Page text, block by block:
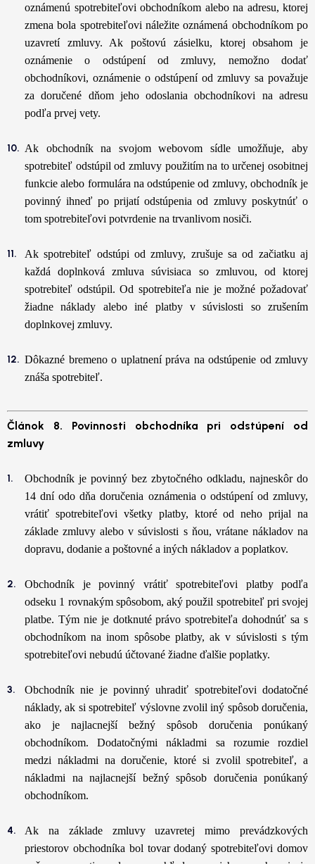
oznámenú spotrebiteľovi obchodníkom alebo na adresu, ktorej
zmena bola spotrebiteľovi náležite oznámená obchodníkom po
uzavretí zmluvy. Ak poštovú zásielku, ktorej obsahom je
oznámenie o odstúpení od zmluvy, nemožno dodať
obchodníkovi, oznámenie o odstúpení od zmluvy sa považuje
za doručené dňom jeho odoslania obchodníkovi na adresu
podľa prvej vety.
Ak obchodník na svojom webovom sídle umožňuje, aby
spotrebiteľ odstúpil od zmluvy použitím na to určenej osobitnej
funkcie alebo formulára na odstúpenie od zmluvy, obchodník je
povinný ihneď po prijatí odstúpenia od zmluvy poskytnúť o
tom spotrebiteľovi potvrdenie na trvanlivom nosiči.
Ak spotrebiteľ odstúpi od zmluvy, zrušuje sa od začiatku aj
každá doplnková zmluva súvisiaca so zmluvou, od ktorej
spotrebiteľ odstúpil. Od spotrebiteľa nie je možné požadovať
žiadne náklady alebo iné platby v súvislosti so zrušením
doplnkovej zmluvy.
Dôkazné bremeno o uplatnení práva na odstúpenie od zmluvy
znáša spotrebiteľ.
Článok 8. Povinnosti obchodníka pri odstúpení od
zmluvy
Obchodník je povinný bez zbytočného odkladu, najneskôr do
14 dní odo dňa doručenia oznámenia o odstúpení od zmluvy,
vrátiť spotrebiteľovi všetky platby, ktoré od neho prijal na
základe zmluvy alebo v súvislosti s ňou, vrátane nákladov na
dopravu, dodanie a poštovné a iných nákladov a poplatkov.
Obchodník je povinný vrátiť spotrebiteľovi platby podľa
odseku 1 rovnakým spôsobom, aký použil spotrebiteľ pri svojej
platbe. Tým nie je dotknuté právo spotrebiteľa dohodnúť sa s
obchodníkom na inom spôsobe platby, ak v súvislosti s tým
spotrebiteľovi nebudú účtované žiadne ďalšie poplatky.
Obchodník nie je povinný uhradiť spotrebiteľovi dodatočné
náklady, ak si spotrebiteľ výslovne zvolil iný spôsob doručenia,
ako je najlacnejší bežný spôsob doručenia ponúkaný
obchodníkom. Dodatočnými nákladmi sa rozumie rozdiel
medzi nákladmi na doručenie, ktoré si zvolil spotrebiteľ, a
nákladmi na najlacnejší bežný spôsob doručenia ponúkaný
obchodníkom.
Ak na základe zmluvy uzavretej mimo prevádzkových
priestorov obchodníka bol tovar dodaný spotrebiteľovi domov